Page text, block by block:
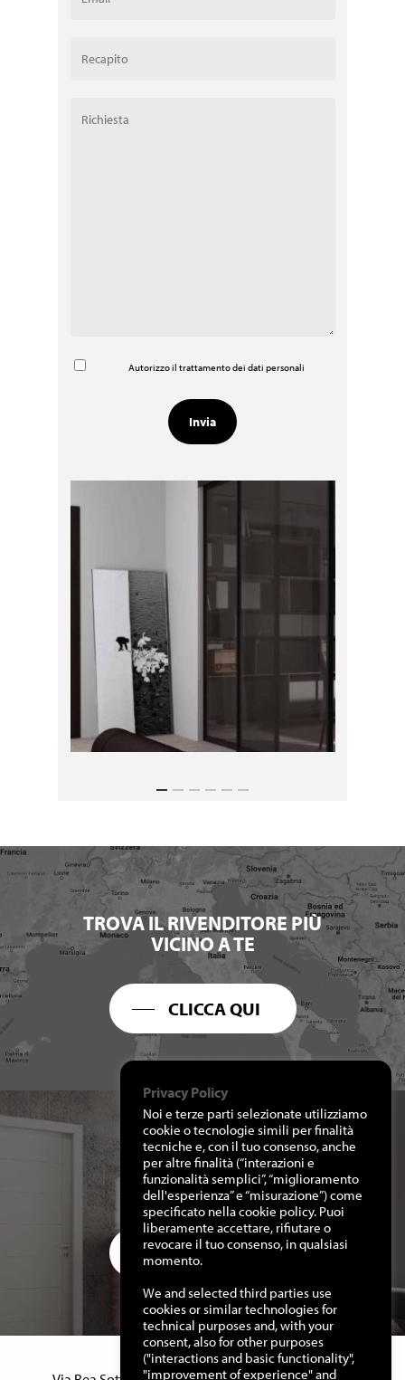
Autorizzo il trattamento dei dati personali
TROVA IL RIVENDITORE PIÙ
VICINO A TE
CLICCA QUI
RICHIEDI I NOSTRI
CATALOGHI
CLICCA QUI
Manuello Design Srl
Privacy Policy
Noi e terze parti selezionate utilizziamo
cookie o tecnologie simili per finalità
tecniche e, con il tuo consenso, anche
per altre finalità (“interazioni e
funzionalità semplici”, “miglioramento
dell'esperienza” e “misurazione”) come
specificato nella cookie policy. Puoi
liberamente accettare, rifiutare o
revocare il tuo consenso, in qualsiasi
momento.
We and selected third parties use
cookies or similar technologies for
technical purposes and, with your
consent, also for other purposes
("interactions and basic functionality",
"improvement of experience" and